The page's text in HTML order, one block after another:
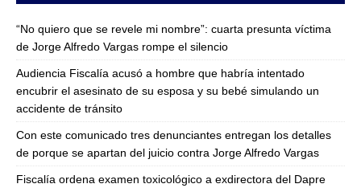
“No quiero que se revele mi nombre”: cuarta presunta víctima
de Jorge Alfredo Vargas rompe el silencio
Audiencia Fiscalía acusó a hombre que habría intentado
encubrir el asesinato de su esposa y su bebé simulando un
accidente de tránsito
Con este comunicado tres denunciantes entregan los detalles
de porque se apartan del juicio contra Jorge Alfredo Vargas
Fiscalía ordena examen toxicológico a exdirectora del Dapre